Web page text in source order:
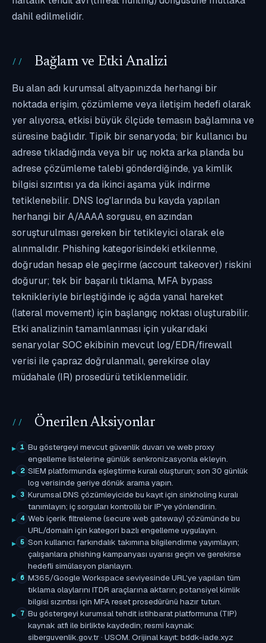
dahil edilmelidir.
Bağlam ve Etki Analizi
Bu alan adı kurumsal altyapınızda herhangi bir
noktada erişim, çözümleme veya iletişim hedefi olarak
yer alıyorsa, etkisi büyük ölçüde temasın bağlamına ve
süresine bağlıdır. Tipik bir senaryoda; bir kullanıcı bu
adrese tıkladığında veya bir uç nokta arka planda bu
adrese çözümleme talebi gönderdiğinde, ya kimlik
bilgisi sızıntısı ya da ikinci aşama yük indirme
tetiklenebilir. DNS log'larında bu kayda yapılan
herhangi bir A/AAAA sorgusu, en azından
soruşturulması gereken bir tetikleyici olarak ele
alınmalıdır. Phishing kategorisindeki etkilenme,
doğrudan hesap ele geçirme (account takeover) riskini
doğurur; tek bir başarılı tıklama, MFA bypass
teknikleriyle birleştiğinde iç ağda yanal hareket
(lateral movement) için başlangıç noktası oluşturabilir.
Etki analizinin tamamlanması için yukarıdaki
senaryolar SOC ekibinin mevcut log/EDR/firewall
verisi ile çapraz doğrulanmalı, gerekirse olay
müdahale (IR) prosedürü tetiklenmelidir.
Önerilen Aksiyonlar
1 Bu göstergeyi mevcut güvenlik duvarı ve web proxy
engelleme listelerine günlük senkronizasyonla ekleyin.
2 SIEM platformunda eşleştirme kuralı oluşturun; son 30 günlük
log verisinde geriye dönük arama yapın.
3 Kurumsal DNS çözümleyicide bu kayıt için sinkholing kuralı
tanımlayın; iç sorguları kontrollü bir IP'ye yönlendirin.
4 Web içerik filtreleme (secure web gateway) çözümünde bu
URL/domain için kategori bazlı engelleme uygulayın.
5 Son kullanıcı farkındalık takımına bilgilendirme yayımlayın;
çalışanlara phishing kampanyası uyarısı geçin ve gerekirse
hedefli simülasyon planlayın.
6 M365/Google Workspace seviyesinde URL'ye yapılan tüm
tıklama olaylarını ITDR araçlarına aktarın; potansiyel kimlik
bilgisi sızıntısı için MFA reset prosedürünü hazır tutun.
7 Bu göstergeyi kurumsal tehdit istihbarat platformuna (TIP)
kaynak atfı ile birlikte kaydedin; resmi kaynak:
siberguvenlik.gov.tr · USOM. Orijinal kayıt: bddk-iade.xyz